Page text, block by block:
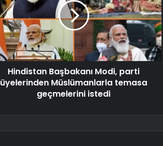
Hindistan Başbakanı Modi, parti
üyelerinden Müslümanlarla temasa
geçmelerini istedi